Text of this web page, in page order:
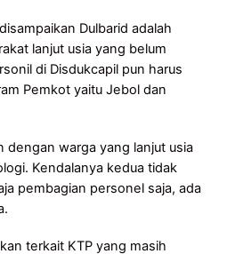
Dulbarid adalah
lanjut usia yang belum
di Disdukcapil pun harus
Pemkot yaitu Jebol dan
dengan warga yang lanjut usia
Kendalanya kedua tidak
pembagian personel saja, ada
terkait KTP yang masih